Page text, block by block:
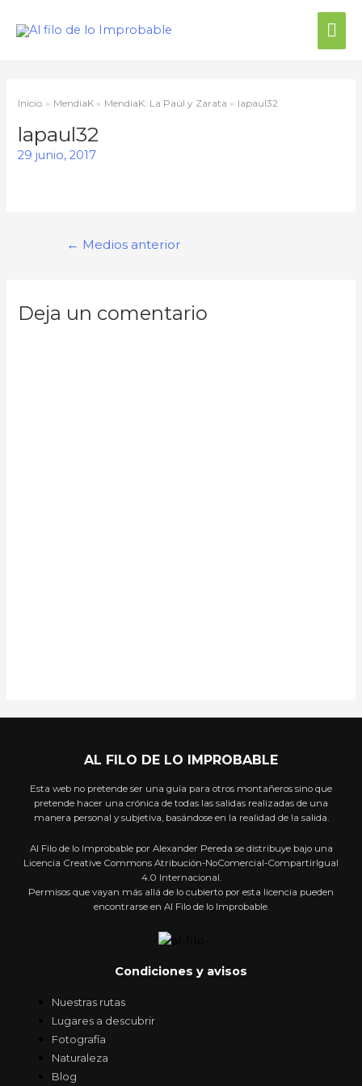
Inicio MendiaK MendiaK: La Paúl y Zarata lapaul32
lapaul32
29 junio, 2017
Navegación
← Medios anterior
Deja un comentario
AL FILO DE LO IMPROBABLE
Esta web no pretende ser una guía para otros montañeros sino que
pretende hacer una crónica de todas las salidas realizadas de una
manera personal y subjetiva, basándose en la realidad de la salida.
Al Filo de lo Improbable por Alexander Pereda se distribuye bajo una
Licencia Creative Commons Atribución-NoComercial-CompartirIgual
4.0 Internacional.
Permisos que vayan más allá de lo cubierto por esta licencia pueden
encontrarse en Al Filo de lo Improbable.
Condiciones y avisos
Nuestras rutas
Lugares a descubrir
Fotografía
Naturaleza
Blog